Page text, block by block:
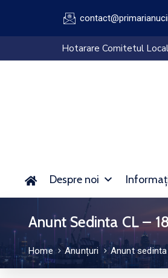
Hotarare Comitetul
Despre noi
Anunt Sedinta CL –
Home Anunțuri Anunt